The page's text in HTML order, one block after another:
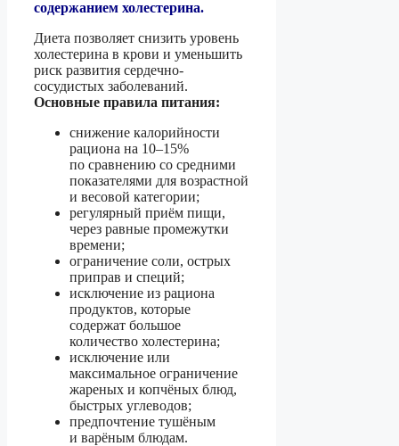
содержанием холестерина.
Диета позволяет снизить уровень
холестерина в крови и уменьшить
риск развития сердечно-
сосудистых заболеваний.
Основные правила питания:
снижение калорийности
рациона на 10–15%
по сравнению со средними
показателями для возрастной
и весовой категории;
регулярный приём пищи,
через равные промежутки
времени;
ограничение соли, острых
приправ и специй;
исключение из рациона
продуктов, которые
содержат большое
количество холестерина;
исключение или
максимальное ограничение
жареных и копчёных блюд,
быстрых углеводов;
предпочтение тушёным
и варёным блюдам.